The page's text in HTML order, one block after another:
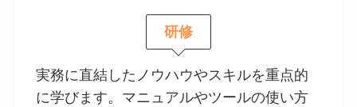
研修
実務に直結したノウハウやスキルを重点的
に学びます。マニュアルやツールの使い方